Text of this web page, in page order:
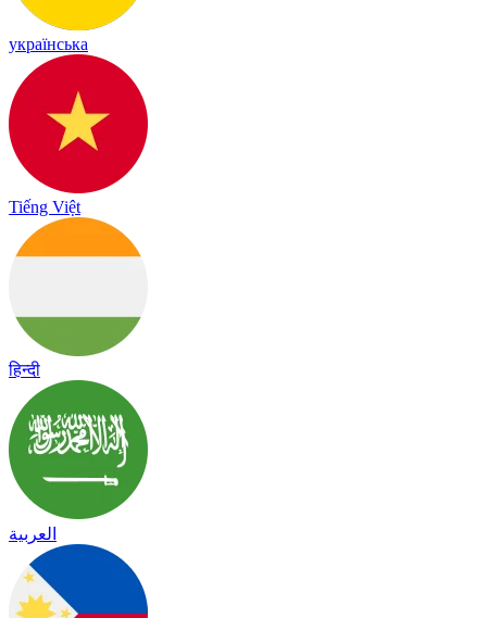
українська
Tiếng Việt
हिन्दी
العربية